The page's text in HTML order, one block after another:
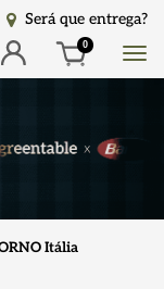
Será que entrega?
Entrar 0
Itália